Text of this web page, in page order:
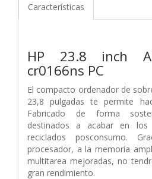
Características
HP 23.8 inch
cr0166ns PC
El compacto ordenador de
23,8 pulgadas te permite
Fabricado de forma
destinados a acabar en los
reciclados posconsumo.
procesador, a la memoria
multitarea mejoradas, no
gran rendimiento.